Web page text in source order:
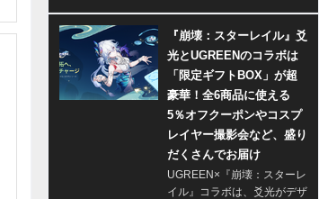
『崩壊：スターレイル』爻
光とUGREENのコラボは
「限定ギフトBOX」が超
豪華！全6商品に使える
5％オフクーポンやコスプ
レイヤー撮影会など、盛り
だくさんでお届け
UGREEN×『崩壊：スターレ
イル』コラボは、爻光がデザ